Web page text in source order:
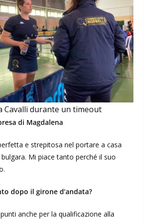
Cavalli durante un timeout
di Magdalena
e strepitosa nel portare a casa
Mi piace tanto perché il suo
dopo il girone d’andata?
anche per la qualificazione alla